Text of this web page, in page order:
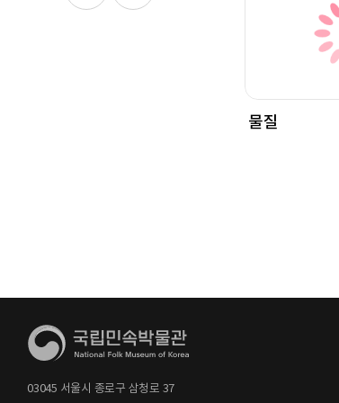
물질
03045 서울시 종로구 삼청로 37